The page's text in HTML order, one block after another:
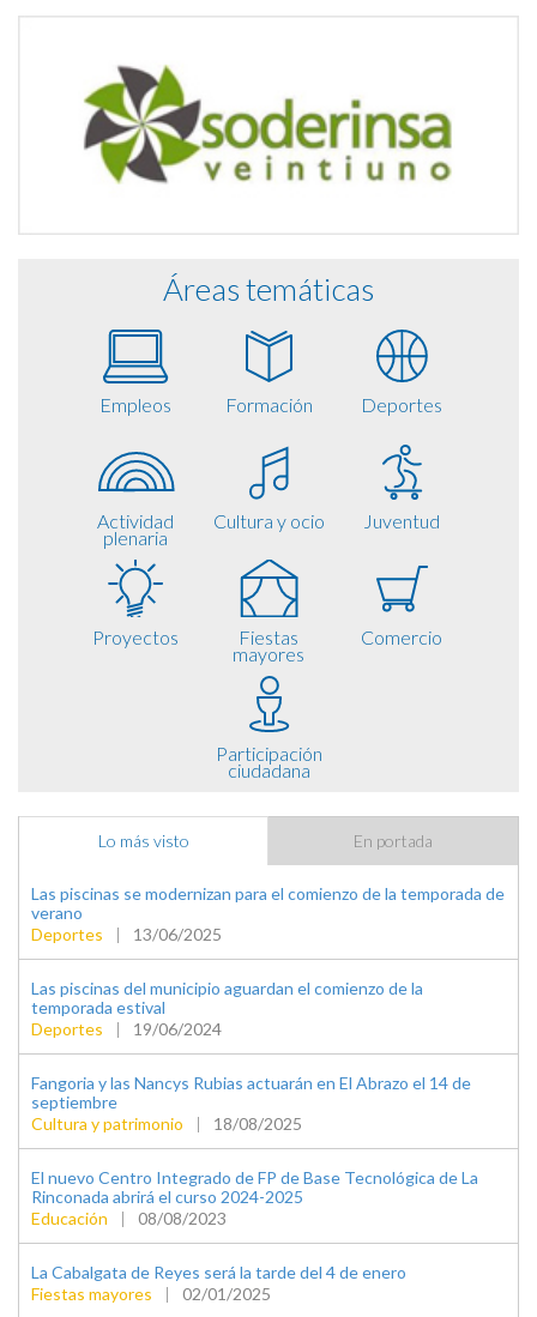
Áreas temáticas
Empleos Formación Deportes
Actividad
plenaria
Cultura y ocio Juventud
Proyectos Fiestas
mayores
Comercio
Participación
ciudadana
Lo más visto En portada
Las piscinas se modernizan para el comienzo de la temporada de
verano
Deportes
| 13/06/2025
Las piscinas del municipio aguardan el comienzo de la
temporada estival
Deportes
| 19/06/2024
Fangoria y las Nancys Rubias actuarán en El Abrazo el 14 de
septiembre
Cultura y patrimonio
| 18/08/2025
El nuevo Centro Integrado de FP de Base Tecnológica de La
Rinconada abrirá el curso 2024-2025
Educación
| 08/08/2023
La Cabalgata de Reyes será la tarde del 4 de enero
Fiestas mayores
| 02/01/2025